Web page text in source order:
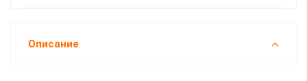
Описание